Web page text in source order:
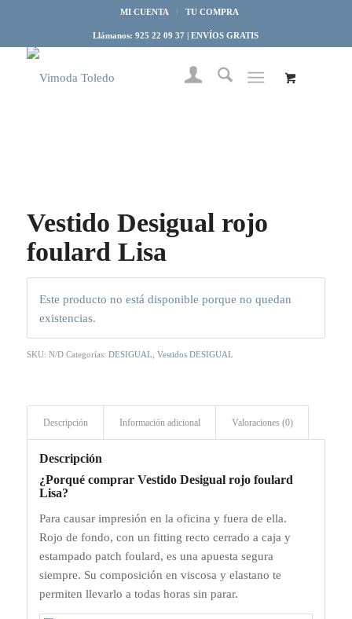
MI CUENTA TU COMPRA
Llámanos: 925 22 09 37 | ENVÍOS GRATIS
Vestido Desigual rojo
foulard Lisa
Este producto no está disponible porque no quedan
existencias.
SKU: N/D Categorías: DESIGUAL Vestidos DESIGUAL
Descripción Información adicional Valoraciones (0)
Descripción
¿Porqué comprar Vestido Desigual rojo foulard
Lisa?
Para causar impresión en la oficina y fuera de ella.
Rojo de fondo, con un fitting recto cerrado a caja y
estampado patch foulard, es una apuesta segura
siempre. Su composición en viscosa y elastano te
permiten llevarlo a todas horas sin parar.